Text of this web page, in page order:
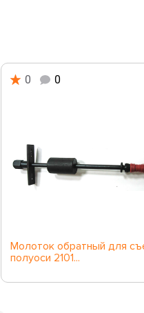
0 0
Молоток обратный для
полуоси 2101...